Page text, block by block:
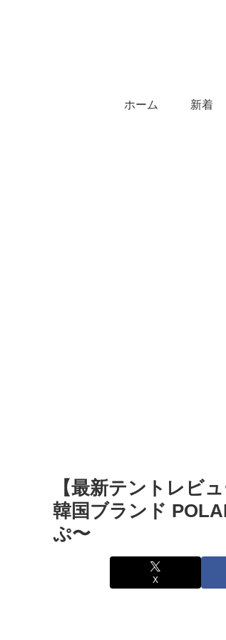
ホーム 新着
【最新テントレビ
韓国ブランド
ぷ〜
X